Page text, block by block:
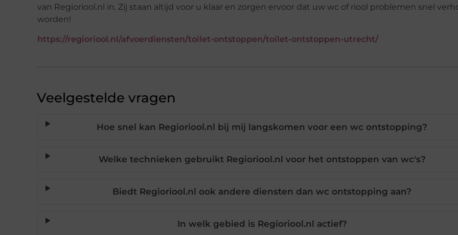
van Regioriool.nl in. Zij staan altijd voor u klaar en zorgen ervoor dat uw wc of riool problemen snel
worden!
https://regioriool.nl/afvoerdiensten/toilet-ontstoppen/toilet-ontstoppen-utrecht/
Veelgestelde vragen
Hoe snel kan Regioriool.nl bij mij langskomen voor een wc ontstopping?
Welke technieken gebruikt Regioriool.nl voor het ontstoppen van wc's?
Biedt Regioriool.nl ook andere diensten dan wc ontstopping aan?
In welk gebied is Regioriool.nl actief?